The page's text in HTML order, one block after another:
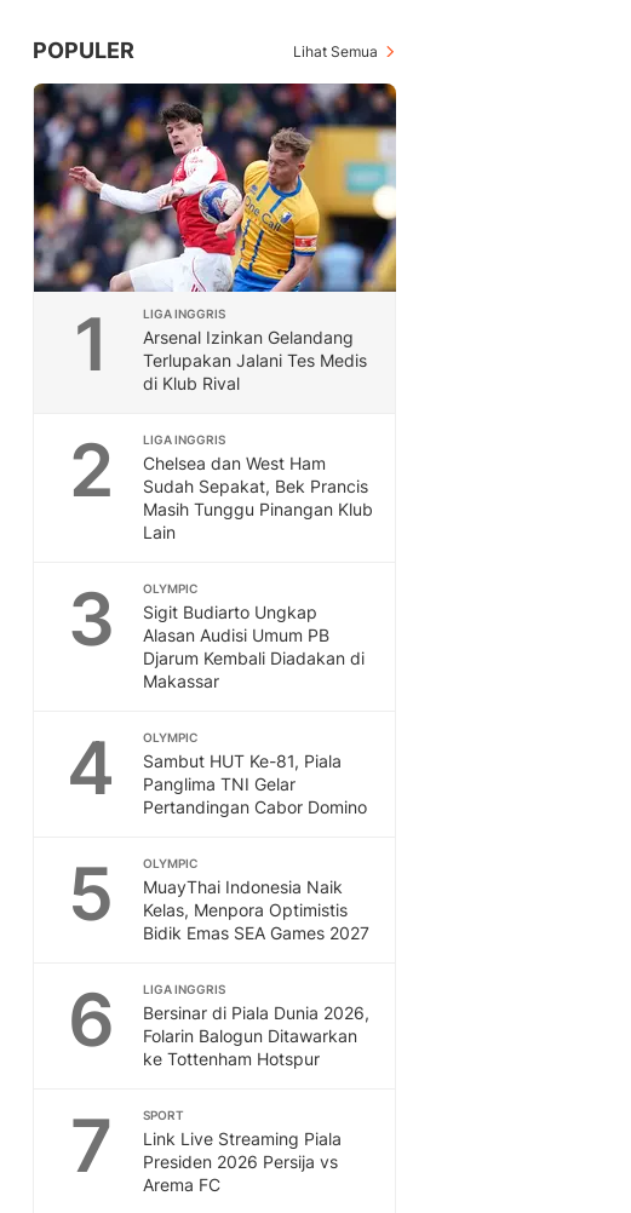
POPULER Lihat Semua
1 LIGA INGGRIS
Arsenal Izinkan Gelandang
Terlupakan Jalani Tes Medis
di Klub Rival
2 LIGA INGGRIS
Chelsea dan West Ham
Sudah Sepakat, Bek Prancis
Masih Tunggu Pinangan Klub
Lain
3 OLYMPIC
Sigit Budiarto Ungkap
Alasan Audisi Umum PB
Djarum Kembali Diadakan di
Makassar
4 OLYMPIC
Sambut HUT Ke-81, Piala
Panglima TNI Gelar
Pertandingan Cabor Domino
5 OLYMPIC
MuayThai Indonesia Naik
Kelas, Menpora Optimistis
Bidik Emas SEA Games 2027
6 LIGA INGGRIS
Bersinar di Piala Dunia 2026,
Folarin Balogun Ditawarkan
ke Tottenham Hotspur
7 SPORT
Link Live Streaming Piala
Presiden 2026 Persija vs
Arema FC